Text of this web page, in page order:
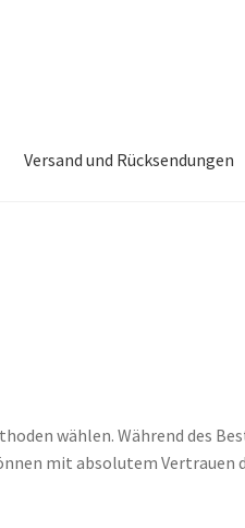
Versand und Rücksendungen
wählen. Während des
mit absolutem Vertrauen